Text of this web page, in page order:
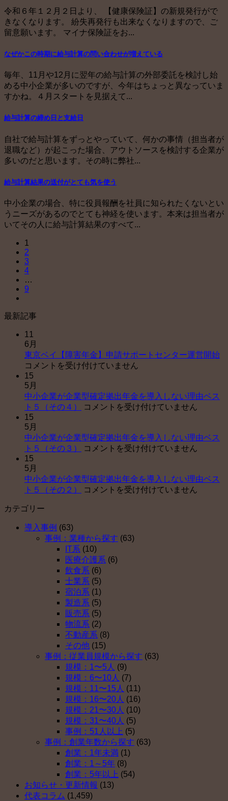
令和６年１２月２日より、 【健康保険証】の新規発行がで
きなくなります。 紛失再発行も出来なくなりますので、ご
留意願います。 マイナ保険証をお...
なぜかこの時期に給与計算の問い合わせが増えている
毎年、11月や12月に翌年の給与計算の外部委託を検討し始
める中小企業が多いのですが、今年はちょっと異なっていま
すかね。４月スタートを見据えて...
給与計算の締め日と支給日
自社で給与計算をずっとやっていて、何かの事情（担当者が
退職など）が起こった場合、アウトソースを検討する企業が
多いのだと思います。その時に弊社...
給与計算結果の送付がとても気を使う
中小企業の場合、特に役員報酬を社員に知られたくないとい
うニーズがあるのでとても神経を使います。本来は担当者が
いてその人に給与計算結果のすべて...
1
2
3
4
…
9
最新記事
11
6月
東京ベイ【障害年金】申請サポートセンター運営開始東
申
ー
コメントを受け付けていません
15
5月
中小企業が企業型確定拠出年金を導入しない理由ベス
ト５（その４）
中
業
が
型
確
年
金
を
導
入
し
な
い
理
由
ベ
ス
ト
５
（そ
の
４）
は
コメントを受け付けていません
15
5月
中小企業が企業型確定拠出年金を導入しない理由ベス
ト５（その３）
中
業
が
確
定
拠
出
年
金
を
導
入
し
な
い
理
由
ベ
ス
ト
５
（そ
の
３）
は
コメントを受け付けていません
15
5月
中小企業が企業型確定拠出年金を導入しない理由ベス
ト５（その２）
中
企
業
型
確
定
拠
出
年
金
を
導
入
し
な
い
理
由
ベ
ス
ト
５
（そ
の
２）
コメントを受け付けていません
カテゴリー
導入事例 (63)
事例：業種から探す (63)
IT系 (10)
医療介護系 (6)
飲食系 (6)
士業系 (5)
宿泊系 (1)
製造系 (5)
販売系 (5)
物流系 (2)
不動産系 (8)
その他 (15)
事例：従業員規模から探す (63)
規模：1〜5人 (9)
規模：6〜10人 (7)
規模：11〜15人 (11)
規模：16〜20人 (16)
規模：21〜30人 (10)
規模：31〜40人 (5)
事例：51人以上 (5)
事例：創業年数から探す (63)
創業：1年未満 (1)
創業：1～5年 (8)
創業：5年以上 (54)
お知らせ・更新情報 (13)
代表コラム (1,459)